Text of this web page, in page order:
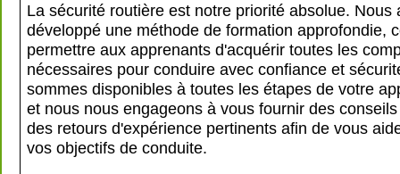
La sécurité routière est notre priorité absolue. Nous
développé une méthode de formation approfondie,
permettre aux apprenants d'acquérir toutes les
nécessaires pour conduire avec confiance et
sommes disponibles à toutes les étapes de votre
et nous nous engageons à vous fournir des
des retours d'expérience pertinents afin de vous
vos objectifs de conduite.